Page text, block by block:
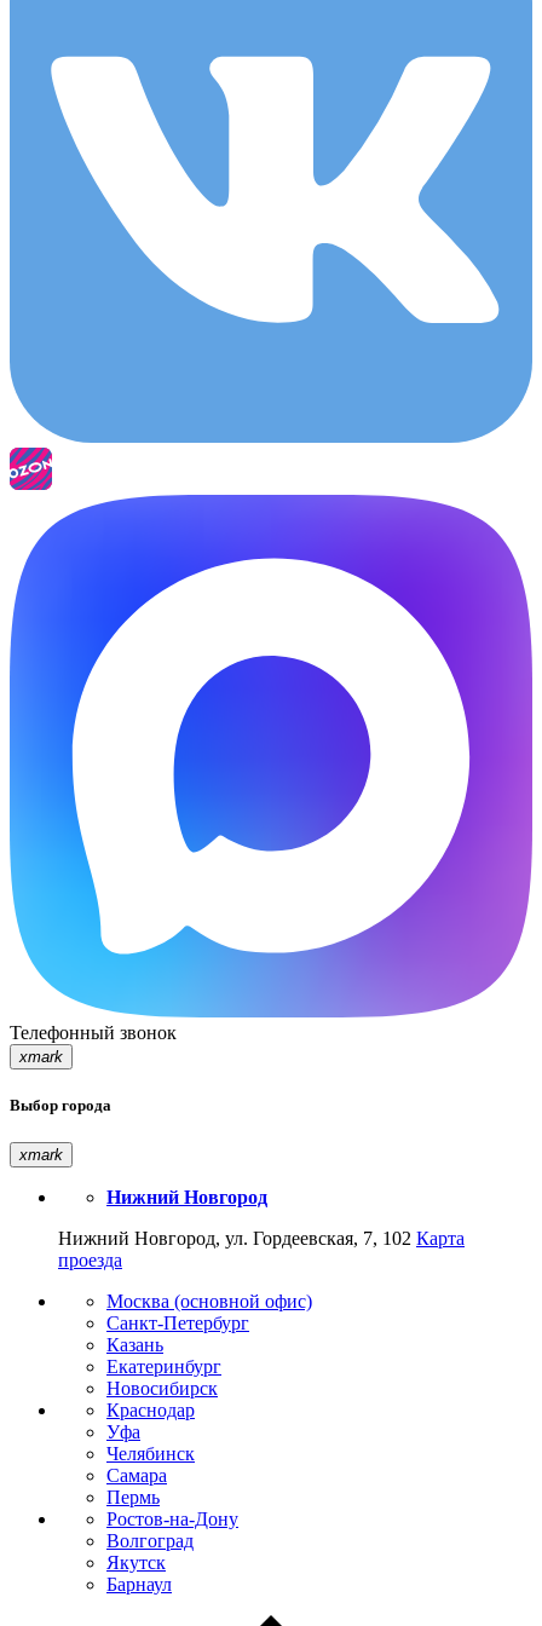
Телефонный звонок
xmark
Выбор города
xmark
Нижний Новгород
Нижний Новгород, ул. Гордеевская, 7, 102 Карта
проезда
Москва (основной офис)
Санкт-Петербург
Казань
Екатеринбург
Новосибирск
Краснодар
Уфа
Челябинск
Самара
Пермь
Ростов-на-Дону
Волгоград
Якутск
Барнаул